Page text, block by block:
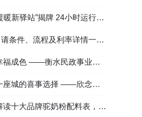
”揭牌 24小时运行守护户外劳动者
件、流程及利率详情一文看懂
——衡水民政事业高质量发展综述
选择 ——欣念饺子二十九载匠心传承路
驼奶粉配料表，识别纯驼乳与益生元